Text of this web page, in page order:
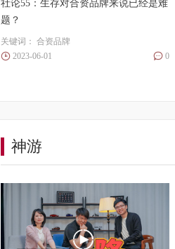
社论55：生存对合资品牌来说已经是难
题？
关键词： 合资品牌
2023-06-01
0
神游